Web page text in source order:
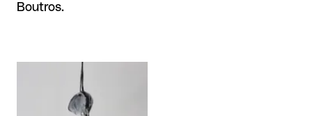
Boutros.